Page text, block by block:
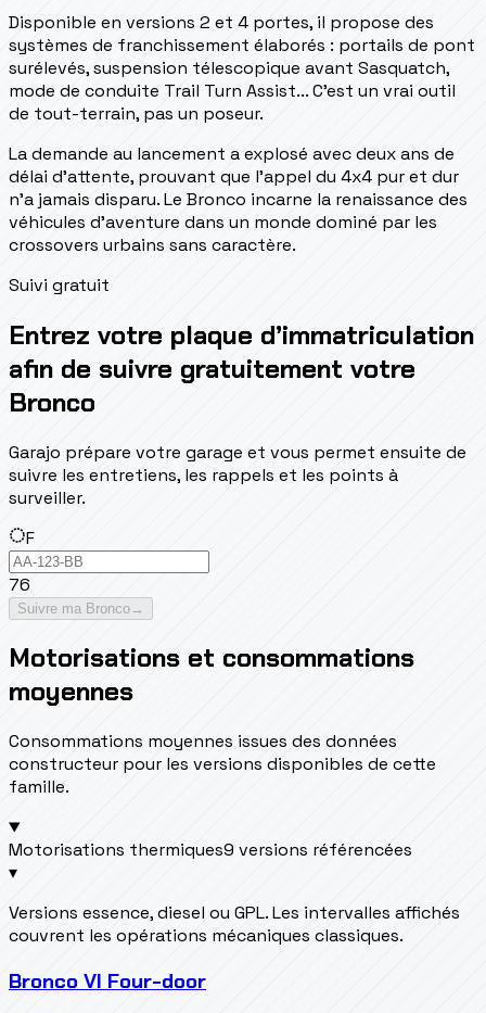
Disponible en versions 2 et 4 portes, il propose des
systèmes de franchissement élaborés : portails de pont
surélevés, suspension télescopique avant Sasquatch,
mode de conduite Trail Turn Assist... C'est un vrai outil
de tout-terrain, pas un poseur.
La demande au lancement a explosé avec deux ans de
délai d'attente, prouvant que l'appel du 4x4 pur et dur
n'a jamais disparu. Le Bronco incarne la renaissance des
véhicules d'aventure dans un monde dominé par les
crossovers urbains sans caractère.
Suivi gratuit
Entrez votre plaque d’immatriculation
afin de suivre gratuitement votre
Bronco
Garajo prépare votre garage et vous permet ensuite de
suivre les entretiens, les rappels et les points à
surveiller.
F
76
Suivre ma Bronco→
Motorisations et consommations
moyennes
Consommations moyennes issues des données
constructeur pour les versions disponibles de cette
famille.
Motorisations thermiques9 versions référencées
▾
Versions essence, diesel ou GPL. Les intervalles affichés
couvrent les opérations mécaniques classiques.
Bronco VI Four-door